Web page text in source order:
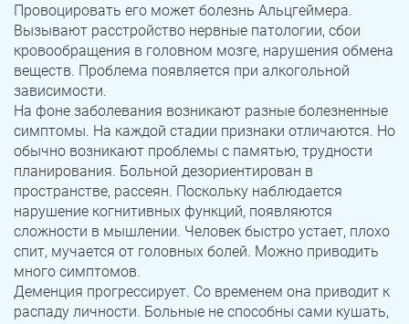
Провоцировать его может болезнь Альцгеймера.
Вызывают расстройство нервные патологии, сбои
кровообращения в головном мозге, нарушения обмена
веществ. Проблема появляется при алкогольной
зависимости.
На фоне заболевания возникают разные болезненные
симптомы. На каждой стадии признаки отличаются. Но
обычно возникают проблемы с памятью, трудности
планирования. Больной дезориентирован в
пространстве, рассеян. Поскольку наблюдается
нарушение когнитивных функций, появляются
сложности в мышлении. Человек быстро устает, плохо
спит, мучается от головных болей. Можно приводить
много симптомов.
Деменция прогрессирует. Со временем она приводит к
распаду личности. Больные не способны сами кушать,